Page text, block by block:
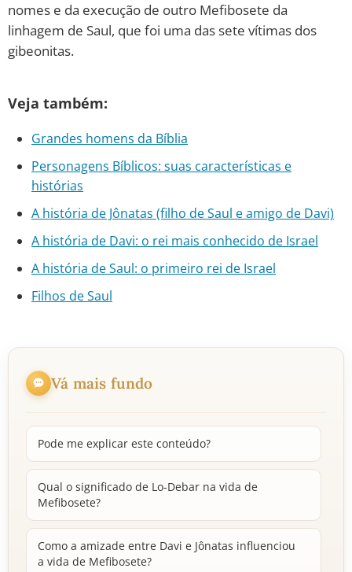
nomes e da execução de outro Mefibosete da
linhagem de Saul, que foi uma das sete vítimas dos
gibeonitas.
Veja também:
Grandes homens da Bíblia
Personagens Bíblicos: suas características e
histórias
A história de Jônatas (filho de Saul e amigo de Davi)
A história de Davi: o rei mais conhecido de Israel
A história de Saul: o primeiro rei de Israel
Filhos de Saul
Vá mais fundo
Pode me explicar este conteúdo?
Qual o significado de Lo-Debar na vida de
Mefibosete?
Como a amizade entre Davi e Jônatas influenciou
a vida de Mefibosete?